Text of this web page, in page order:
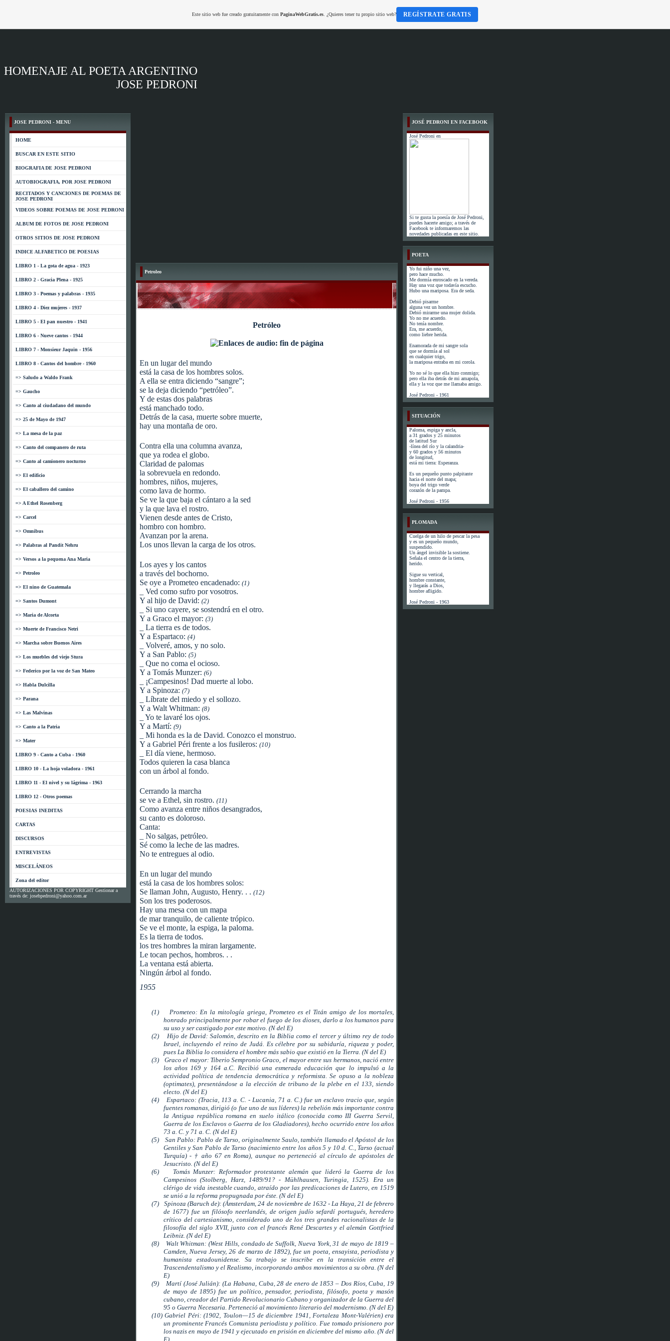
HOMENAJE AL POETA ARGENTINO
JOSE PEDRONI
JOSE PEDRONI - MENU
HOME
BUSCAR EN ESTE SITIO
BIOGRAFIA DE JOSE PEDRONI
AUTOBIOGRAFIA, POR JOSE PEDRONI
RECITADOS Y CANCIONES DE POEMAS DE
JOSE PEDRONI
VIDEOS SOBRE POEMAS DE JOSE PEDRONI
ALBUM DE FOTOS DE JOSE PEDRONI
OTROS SITIOS DE JOSE PEDRONI
INDICE ALFABETICO DE POESIAS
LIBRO 1 - La gota de agua - 1923
LIBRO 2 - Gracia Plena - 1925
LIBRO 3 - Poemas y palabras - 1935
LIBRO 4 - Diez mujeres - 1937
LIBRO 5 - El pan nuestro - 1941
LIBRO 6 - Nueve cantos - 1944
LIBRO 7 - Monsieur Jaquin - 1956
LIBRO 8 - Cantos del hombre - 1960
=> Saludo a Waldo Frank
=> Gaucho
=> Canto al ciudadano del mundo
=> 25 de Mayo de 1947
=> La mesa de la paz
=> Canto del companero de ruta
=> Canto al camionero nocturno
=> El edificio
=> El caballero del camino
=> A Ethel Rosenberg
=> Carcel
=> Omnibus
=> Palabras al Pandit Nehru
=> Versos a la pequena Ana Maria
=> Petroleo
=> El nino de Guatemala
=> Santos Dumont
=> Maria de Alcorta
=> Muerte de Francisco Netri
=> Marcha sobre Buenos Aires
=> Los muebles del viejo Stura
=> Federico por la voz de San Mateo
=> Habla Dulcilla
=> Parana
=> Las Malvinas
=> Canto a la Patria
=> Mater
LIBRO 9 - Canto a Cuba - 1960
LIBRO 10 - La hoja voladora - 1961
LIBRO 11 - El nivel y su lágrima - 1963
LIBRO 12 - Otros poemas
POESIAS INEDITAS
CARTAS
DISCURSOS
ENTREVISTAS
MISCELÁNEOS
Zona del editor
AUTORIZACIONES POR COPYRIGHT Gestionar a
través de: josebpedroni@yahoo.com.ar
Petroleo
Petróleo
En un lugar del mundo
está la casa de los hombres solos.
A ella se entra diciendo “sangre”;
se la deja diciendo “petróleo”.
Y de estas dos palabras
está manchado todo.
Detrás de la casa, muerte sobre muerte,
hay una montaña de oro.
Contra ella una columna avanza,
que ya rodea el globo.
Claridad de palomas
la sobrevuela en redondo.
hombres, niños, mujeres,
como lava de hormo.
Se ve la que baja el cántaro a la sed
y la que lava el rostro.
Vienen desde antes de Cristo,
hombro con hombro.
Avanzan por la arena.
Los unos llevan la carga de los otros.
Los ayes y los cantos
a través del bochorno.
Se oye a Prometeo encadenado: (1)
_ Ved como sufro por vosotros.
Y al hijo de David: (2)
_ Si uno cayere, se sostendrá en el otro.
Y a Graco el mayor: (3)
_ La tierra es de todos.
Y a Espartaco: (4)
_ Volveré, amos, y no solo.
Y a San Pablo: (5)
_ Que no coma el ocioso.
Y a Tomás Munzer: (6)
_ ¡Campesinos! Dad muerte al lobo.
Y a Spinoza: (7)
_ Líbrate del miedo y el sollozo.
Y a Walt Whitman: (8)
_ Yo te lavaré los ojos.
Y a Martí: (9)
_ Mi honda es la de David. Conozco el monstruo.
Y a Gabriel Péri frente a los fusileros: (10)
_ El día viene, hermoso.
Todos quieren la casa blanca
con un árbol al fondo.
Cerrando la marcha
se ve a Ethel, sin rostro. (11)
Como avanza entre niños desangrados,
su canto es doloroso.
Canta:
_ No salgas, petróleo.
Sé como la leche de las madres.
No te entregues al odio.
En un lugar del mundo
está la casa de los hombres solos:
Se llaman John, Augusto, Henry. . . (12)
Son los tres poderosos.
Hay una mesa con un mapa
de mar tranquilo, de caliente trópico.
Se ve el monte, la espiga, la paloma.
Es la tierra de todos.
los tres hombres la miran largamente.
Le tocan pechos, hombros. . .
La ventana está abierta.
Ningún árbol al fondo.
1955
(1)
Prometeo: En la mitología griega, Prometeo es el Titán amigo de los mortales,
honrado principalmente por robar el fuego de los dioses, darlo a los humanos para
su uso y ser castigado por este motivo. (N del E)
(2)
Hijo de David: Salomón, descrito en la Biblia como el tercer y último rey de todo
Israel, incluyendo el reino de Judá. Es célebre por su sabiduría, riqueza y poder,
pues La Biblia lo considera el hombre más sabio que existió en la Tierra. (N del E)
(3)
Graco el mayor: Tiberio Sempronio Graco, el mayor entre sus hermanos, nació entre
los años 169 y 164 a.C. Recibió una esmerada educación que lo impulsó a la
actividad política de tendencia democrática y reformista. Se opuso a la nobleza
(optimates), presentándose a la elección de tribuno de la plebe en el 133, siendo
electo. (N del E)
(4)
Espartaco: (Tracia, 113 a. C. - Lucania, 71 a. C.) fue un esclavo tracio que, según
fuentes romanas, dirigió (o fue uno de sus líderes) la rebelión más importante contra
la Antigua república romana en suelo itálico (conocida como III Guerra Servil,
Guerra de los Esclavos o Guerra de los Gladiadores), hecho ocurrido entre los años
73 a. C. y 71 a. C. (N del E)
(5)
San Pablo: Pablo de Tarso, originalmente Saulo, también llamado el Apóstol de los
Gentiles y San Pablo de Tarso (nacimiento entre los años 5 y 10 d. C., Tarso (actual
Turquía) - † año 67 en Roma), aunque no perteneció al círculo de apóstoles de
Jesucristo. (N del E)
(6)
Tomás Munzer: Reformador protestante alemán que lideró la Guerra de los
Campesinos (Stolberg, Harz, 1489/91? - Mühlhausen, Turingia, 1525). Era un
clérigo de vida inestable cuando, atraído por las predicaciones de Lutero, en 1519
se unió a la reforma propugnada por éste. (N del E)
(7)
Spinoza (Baruch de): (Ámsterdam, 24 de noviembre de 1632 - La Haya, 21 de febrero
de 1677) fue un filósofo neerlandés, de origen judío sefardí portugués, heredero
crítico del cartesianismo, considerado uno de los tres grandes racionalistas de la
filosofía del siglo XVII, junto con el francés René Descartes y el alemán Gottfried
Leibniz. (N del E)
(8)
Walt Whitman: (West Hills, condado de Suffolk, Nueva York, 31 de mayo de 1819 –
Camden, Nueva Jersey, 26 de marzo de 1892), fue un poeta, ensayista, periodista y
humanista estadounidense. Su trabajo se inscribe en la transición entre el
Trascendentalismo y el Realismo, incorporando ambos movimientos a su obra. (N del
E)
(9)
Martí (José Julián): (La Habana, Cuba, 28 de enero de 1853 – Dos Ríos, Cuba, 19
de mayo de 1895) fue un político, pensador, periodista, filósofo, poeta y masón
cubano, creador del Partido Revolucionario Cubano y organizador de la Guerra del
95 o Guerra Necesaria. Perteneció al movimiento literario del modernismo. (N del E)
(10) Gabriel Péri: (1902, Toulon—15 de diciembre 1941, Fortaleza Mont-Valérien) era
un prominente Francés Comunista periodista y político. Fue tomado prisionero por
los nazis en mayo de 1941 y ejecutado en prisión en diciembre del mismo año. (N del
E)
JOSÉ PEDRONI EN FACEBOOK
José Pedroni en
Si te gusta la poesía de José Pedroni,
puedes hacerte amigo; a través de
Facebook te informaremos las
novedades publicadas en este sitio.
POETA
Yo fui niño una vez,
pero hace mucho.
Me dormía enroscado en la vereda.
Hay una voz que todavía escucho.
Hubo una mariposa. Era de seda.
Debió pisarme
alguna vez un hombre.
Debió mirarme una mujer dolida.
Yo no me acuerdo.
No tenía nombre.
Era, me acuerdo,
como liebre herida.
Enamorada de mi sangre sola
que se dormía al sol
en cualquier trigo,
la mariposa entraba en mi corola.
Yo no sé lo que ella hizo conmigo;
pero ella iba detrás de mi amapola,
ella y la voz que me llamaba amigo.
José Pedroni - 1961
SITUACIÓN
Paloma, espiga y ancla,
a 31 grados y 25 minutos
de latitud Sur
-línea del río y la calandria-
y 60 grados y 56 minutos
de longitud,
está mi tierra: Esperanza.
Es un pequeño punto palpitante
hacia el norte del mapa;
boya del trigo verde
corazón de la pampa.
José Pedroni - 1956
PLOMADA
Cuelga de un hilo de pescar la pesa
y es un pequeño mundo,
suspendido.
Un ángel invisible la sostiene.
Señala el centro de la tierra,
herido.
Sigue su vertical,
hombre constante,
y llegarás a Dios,
hombre afligido.
José Pedroni - 1963
Este sitio web fue creado gratuitamente con PaginaWebGratis.es. ¿Quieres tener tu propio sitio web? REGÍSTRATE GRATIS